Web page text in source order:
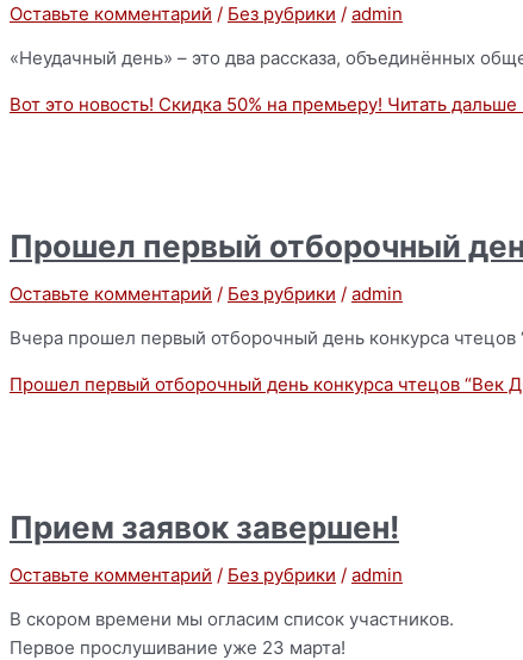
Оставьте комментарий / Без рубрики / admin
«Неудачный день» – это два рассказа, объединённых
Вот это новость! Скидка 50% на премьеру! Читать дальше
Прошел первый отборочный
Оставьте комментарий / Без рубрики / admin
Вчера прошел первый отборочный день конкурса чтецов
Прошел первый отборочный день конкурса чтецов “Век
Прием заявок завершен!
Оставьте комментарий / Без рубрики / admin
В скором времени мы огласим список участников.
Первое прослушивание уже 23 марта!